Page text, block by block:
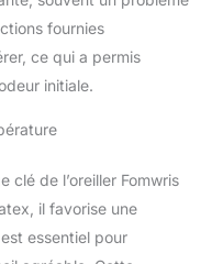
fournies
ce qui a permis
initiale.
clé de l’oreiller Fomwris
il favorise une
essentiel pour